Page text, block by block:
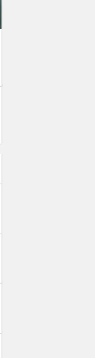
できる候補3頭！と絶